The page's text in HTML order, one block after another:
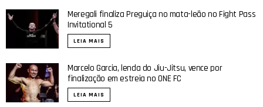
Meregali finaliza Preguiça no mata-leão no Fight Pass
Invitational 5
LEIA MAIS
Marcelo Garcia, lenda do Jiu-Jitsu, vence por
finalização em estreia no ONE FC
LEIA MAIS